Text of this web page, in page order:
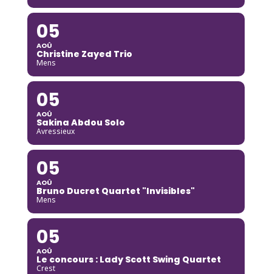
05
AOÛ
Christine Zayed Trio
Mens
05
AOÛ
Sakina Abdou Solo
Avressieux
05
AOÛ
Bruno Ducret Quartet "Invisibles"
Mens
05
AOÛ
Le concours : Lady Scott Swing Quartet
Crest